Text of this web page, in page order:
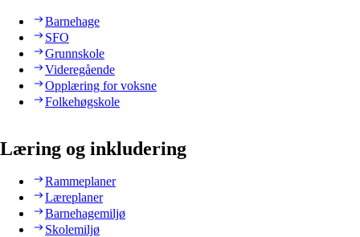
Barnehage
SFO
Grunnskole
Videregående
Opplæring for voksne
Folkehøgskole
Læring og inkludering
Rammeplaner
Læreplaner
Barnehagemiljø
Skolemiljø